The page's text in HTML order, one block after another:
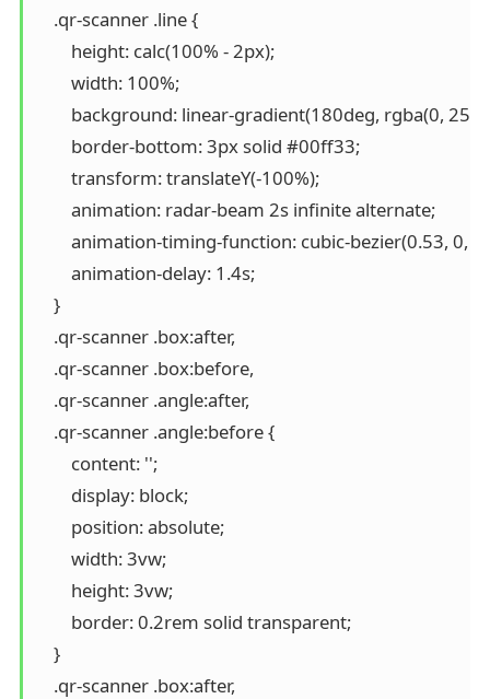
    .qr-scanner .line {
        height: calc(100% - 2px);
        width: 100%;
background: linear-gradient(180deg, rgba(0,
        border-bottom: 3px solid #00ff33;
        transform: translateY(-100%);
        animation: radar-beam 2s infinite alternate;
animation-timing-function: cubic-bezier(0.53, 0,
        animation-delay: 1.4s;
    }
    .qr-scanner .box:after,
    .qr-scanner .box:before,
    .qr-scanner .angle:after,
    .qr-scanner .angle:before {
        content: '';
        display: block;
        position: absolute;
        width: 3vw;
        height: 3vw;
        border: 0.2rem solid transparent;
    }
    .qr-scanner .box:after,